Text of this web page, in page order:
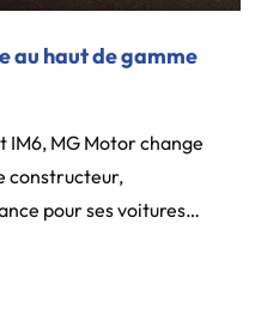
au haut de gamme
IM6, MG Motor change
constructeur,
pour ses voitures